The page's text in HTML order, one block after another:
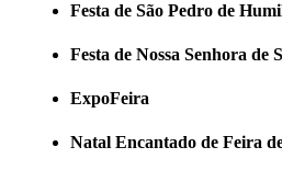
Festa de São Pedro de
Festa de Nossa Senhora de
ExpoFeira
Natal Encantado de Feira